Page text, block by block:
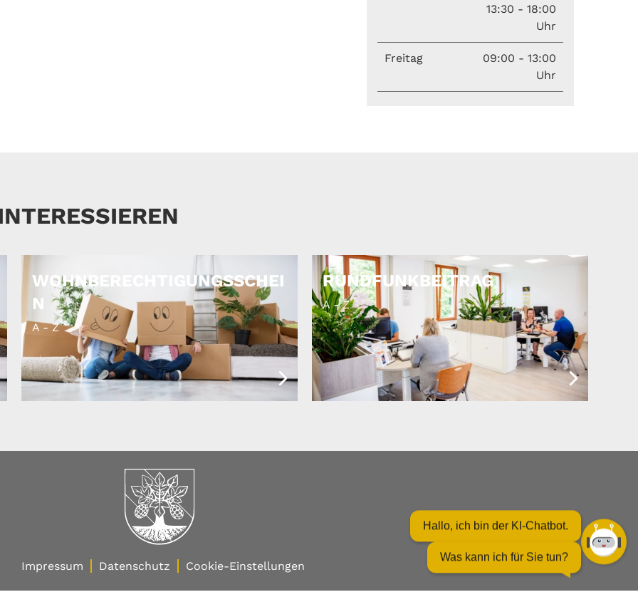
13:30 - 18:00
Uhr
Freitag
09:00 - 13:00
Uhr
WOHNBERECHTIGUNGSSCHEI
N
A - Z
RUNDFUNKBEITRAG
A - Z
Impressum Datenschutz Cookie-Einstellungen
Hallo, ich bin der KI-Chatbot.
Was kann ich für Sie tun?